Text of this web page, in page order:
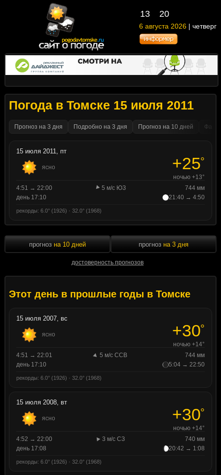
13 20
6 августа 2026 | четверг
Погода в Томске 15 июля 2011
Прогноз на 3 дня Подробно на 3 дня Прогноз на 10 дней
15 июля 2011, пт
ясно +25°
ночью +13°
4:51 → 22:00
5 м/с ЮЗ
744 мм
день 17:10
21:40 → 4:50
рекорды: 6.0° (1926) · 32.0° (1968)
прогноз на 10 дней
достоверность прогнозов
прогноз на 3 дня
Этот день в прошлые годы в Томске
15 июля 2007, вс
ясно +30°
ночью +14°
4:51 → 22:01
5 м/с ССВ
744 мм
день 17:10
5:04 → 22:50
рекорды: 6.0° (1926) · 32.0° (1968)
15 июля 2008, вт
ясно +30°
ночью +14°
4:52 → 22:00
3 м/с СЗ
740 мм
день 17:08
20:42 → 1:08
рекорды: 6.0° (1926) · 32.0° (1968)